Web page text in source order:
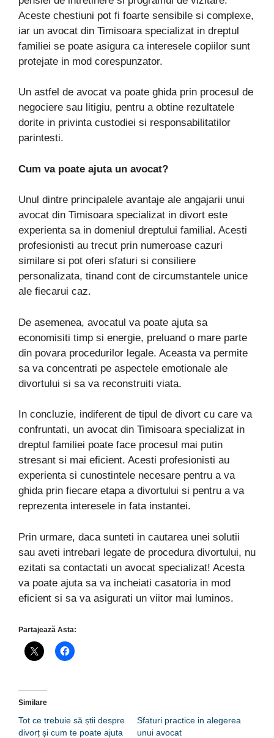
Aceste chestiuni pot fi foarte sensibile si complexe,
iar un avocat din Timisoara specializat in dreptul
familiei se poate asigura ca interesele copiilor sunt
protejate in mod corespunzator.
Un astfel de avocat va poate ghida prin procesul de
negociere sau litigiu, pentru a obtine rezultatele
dorite in privinta custodiei si responsabilitatilor
parintesti.
Cum va poate ajuta un avocat?
Unul dintre principalele avantaje ale angajarii unui
avocat din Timisoara specializat in divort este
experienta sa in domeniul dreptului familial. Acesti
profesionisti au trecut prin numeroase cazuri
similare si pot oferi sfaturi si consiliere
personalizata, tinand cont de circumstantele unice
ale fiecarui caz.
De asemenea, avocatul va poate ajuta sa
economisiti timp si energie, preluand o mare parte
din povara procedurilor legale. Aceasta va permite
sa va concentrati pe aspectele emotionale ale
divortului si sa va reconstruiti viata.
In concluzie, indiferent de tipul de divort cu care va
confruntati, un avocat din Timisoara specializat in
dreptul familiei poate face procesul mai putin
stresant si mai eficient. Acesti profesionisti au
experienta si cunostintele necesare pentru a va
ghida prin fiecare etapa a divortului si pentru a va
reprezenta interesele in fata instantei.
Prin urmare, daca sunteti in cautarea unei solutii
sau aveti intrebari legate de procedura divortului, nu
ezitati sa contactati un avocat specializat! Acesta
va poate ajuta sa va incheiati casatoria in mod
eficient si sa va asigurati un viitor mai luminos.
Partajează Asta:
Similare
Tot ce trebuie să știi despre
divorț și cum te poate ajuta
Sfaturi practice in alegerea
unui avocat